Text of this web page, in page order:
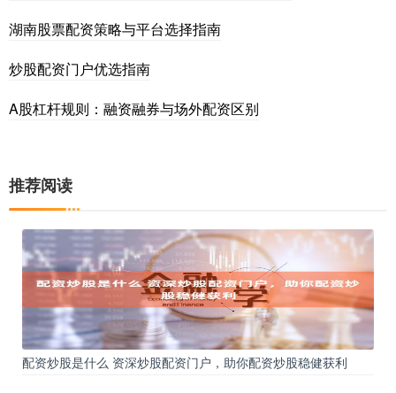
湖南股票配资策略与平台选择指南
炒股配资门户优选指南
A股杠杆规则：融资融券与场外配资区别
推荐阅读
配资炒股是什么 资深炒股配资门户，助你配资炒股稳健获利